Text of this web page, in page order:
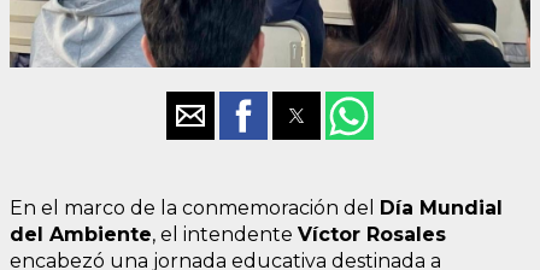
En el marco de la conmemoración del Día Mundial
del Ambiente, el intendente Víctor Rosales
encabezó una jornada educativa destinada a